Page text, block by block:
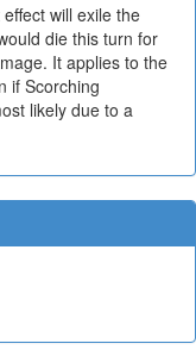
will exile the
die this turn for
It applies to the
if Scorching
likely due to a